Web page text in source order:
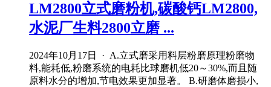
LM2800立式磨粉机,碳酸钙LM2800,
水泥厂生料2800立磨 ...
2024年10月17日 · A.立式磨采用料层粉磨原理粉磨物
料,能耗低,粉磨系统的电耗比球磨机低20～30%,而且随
原料水分的增加,节电效果更加显著。 B.研磨体磨损小,